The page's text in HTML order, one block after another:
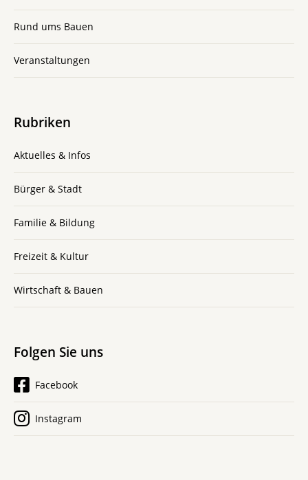
Rund ums Bauen
Veranstaltungen
Rubriken
Aktuelles & Infos
Bürger & Stadt
Familie & Bildung
Freizeit & Kultur
Wirtschaft & Bauen
Folgen Sie uns
Facebook
Instagram